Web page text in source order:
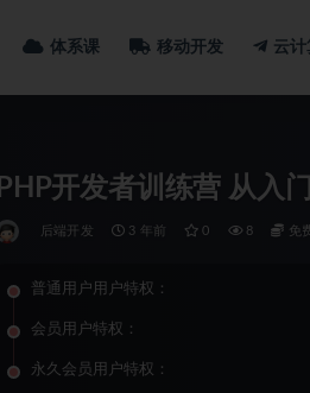
体系课 移动开发 云
PHP开发者训练营 从入
后端开发 3 年前 0 8 免
普通用户用户特权：
会员用户特权：
永久会员用户特权：